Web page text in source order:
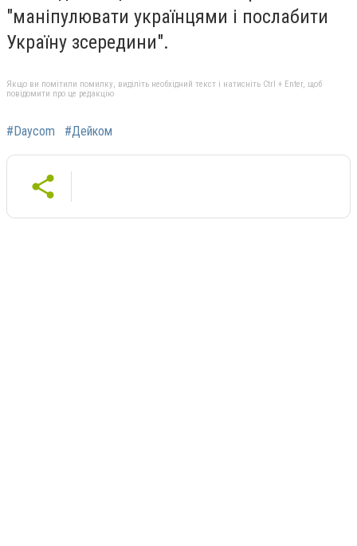
"маніпулювати українцями і послабити
Україну зсередини".
Якщо ви помітили помилку, виділіть необхідний текст і натисніть Ctrl + Enter, щоб
повідомити про це редакцію
#Daycom #Дейком